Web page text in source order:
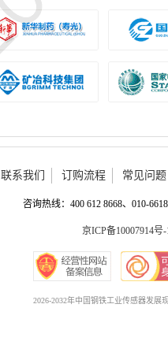
联系我们 订购流程 常见问题
咨询热线：400 612 8668、010-
京ICP备10007914号-
2026-2032年中国钢铁工业传感器发展